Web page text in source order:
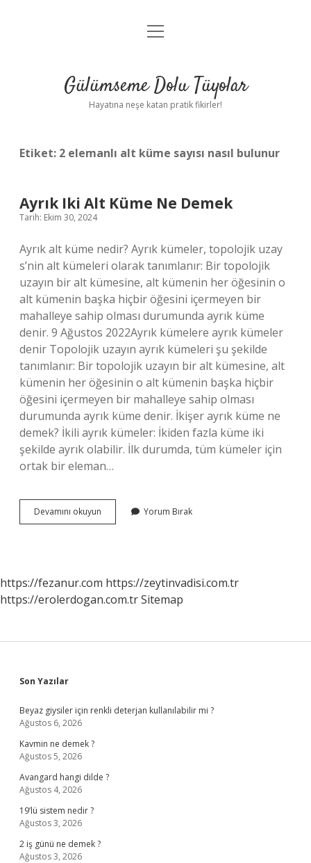
Anasayfa
Yasal Uyarı
menüyü
Gülümseme Dolu Tüyolar
Hayatına neşe katan pratik fikirler!
Etiket: 2 elemanlı alt küme sayısı nasıl bulunur
Ayrık Iki Alt Küme Ne Demek
Tarih: Ekim 30, 2024
Ayrık alt küme nedir? Ayrık kümeler, topolojik uzay
s’nin alt kümeleri olarak tanımlanır: Bir topolojik
uzayın bir alt kümesine, alt kümenin her öğesinin o
alt kümenin başka hiçbir öğesini içermeyen bir
mahalleye sahip olması durumunda ayrık küme
denir. 9 Ağustos 2022Ayrık kümelere ayrık kümeler
denir Topolojik uzayın ayrık kümeleri şu şekilde
tanımlanır: Bir topolojik uzayın bir alt kümesine, alt
kümenin her öğesinin o alt kümenin başka hiçbir
öğesini içermeyen bir mahalleye sahip olması
durumunda ayrık küme denir. İkişer ayrık küme ne
demek? İkili ayrık kümeler: İkiden fazla küme iki
şekilde ayrık olabilir. İlk durumda, tüm kümeler için
ortak bir eleman…
Devamını okuyun
Iki
Yorum Bırak
https://fezanur.com https://zeytinvadisi.com.tr
https://erolerdogan.com.trSitemap
Sidebar
Son Yazılar
Beyaz giysiler için renkli deterjan kullanılabilir mi ?
Ağustos 6, 2026
Kavmin ne demek ?
Ağustos 5, 2026
Avangard hangi dilde ?
Ağustos 4, 2026
19’lü sistem nedir ?
Ağustos 3, 2026
2 iş günü ne demek ?
Ağustos 3, 2026